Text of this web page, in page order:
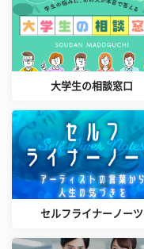
大学生の相談窓口
セルフライナーノーツ